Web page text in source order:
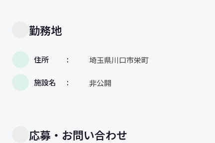
勤務地
住所 埼玉県川口市栄町
施設名 非公開
応募・お問い合わせ